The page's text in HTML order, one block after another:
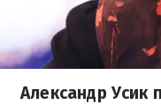
Александр Усик